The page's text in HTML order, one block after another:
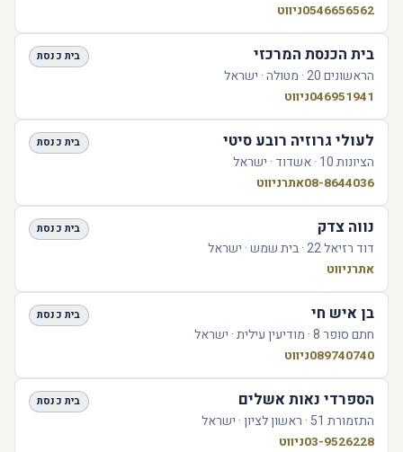
0546656562ניווט
בית הכנסת המרכזי בית כנסת
הראשונים 20 · מטולה · ישראל
046951941ניווט
לעולי גרוזיה רובע סיטי בית כנסת
הציונות 10 · אשדוד · ישראל
08-8644036אתרניווט
נווה צדק בית כנסת
דוד רזיאל 22 · בית שמש · ישראל
אתרניווט
בן איש חי בית כנסת
חתם סופר 8 · מודיעין עילית · ישראל
089740740ניווט
הספרדי נאות אשלים בית כנסת
התזמורת 51 · ראשון לציון · ישראל
03-9526228ניווט